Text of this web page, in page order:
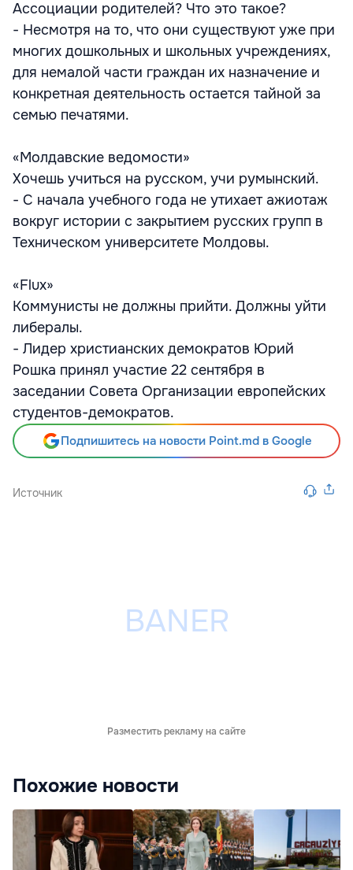
Ассоциации родителей? Что это такое?
- Несмотря на то, что они существуют уже при
многих дошкольных и школьных учреждениях,
для немалой части граждан их назначение и
конкретная деятельность остается тайной за
семью печатями.
«Молдавские ведомости»
Хочешь учиться на русском, учи румынский.
- С начала учебного года не утихает ажиотаж
вокруг истории с закрытием русских групп в
Техническом университете Молдовы.
«Flux»
Коммунисты не должны прийти. Должны уйти
либералы.
- Лидер христианских демократов Юрий
Рошка принял участие 22 сентября в
заседании Совета Организации европейских
студентов-демократов.
Подпишитесь на новости Point.md в Google
Источник
Разместить рекламу на сайте
Похожие новости